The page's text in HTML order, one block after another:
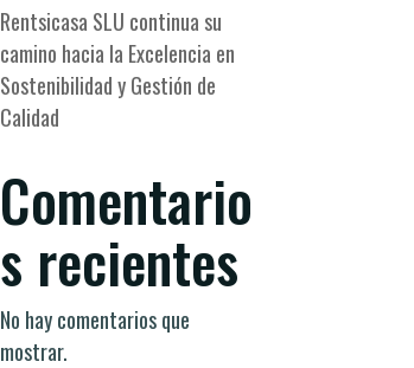
Rentsicasa SLU continua su
camino hacia la Excelencia en
Sostenibilidad y Gestión de
Calidad
Comentario
s recientes
No hay comentarios que
mostrar.